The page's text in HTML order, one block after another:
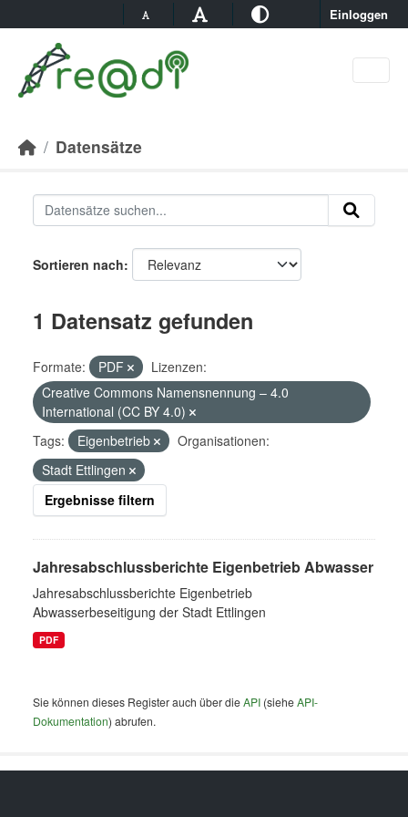
Einloggen
Datensätze
Sortieren nach
1 Datensatz gefunden
Formate: PDF
Lizenzen:
Creative Commons Namensnennung – 4.0
International (CC BY 4.0)
Tags:
Eigenbetrieb
Organisationen:
Stadt Ettlingen
Ergebnisse filtern
Jahresabschlussberichte Eigenbetrieb Abwasser
Jahresabschlussberichte Eigenbetrieb
Abwasserbeseitigung der Stadt Ettlingen
PDF
Sie können dieses Register auch über dieAPI (sieheAPI-
Dokumentation) abrufen.